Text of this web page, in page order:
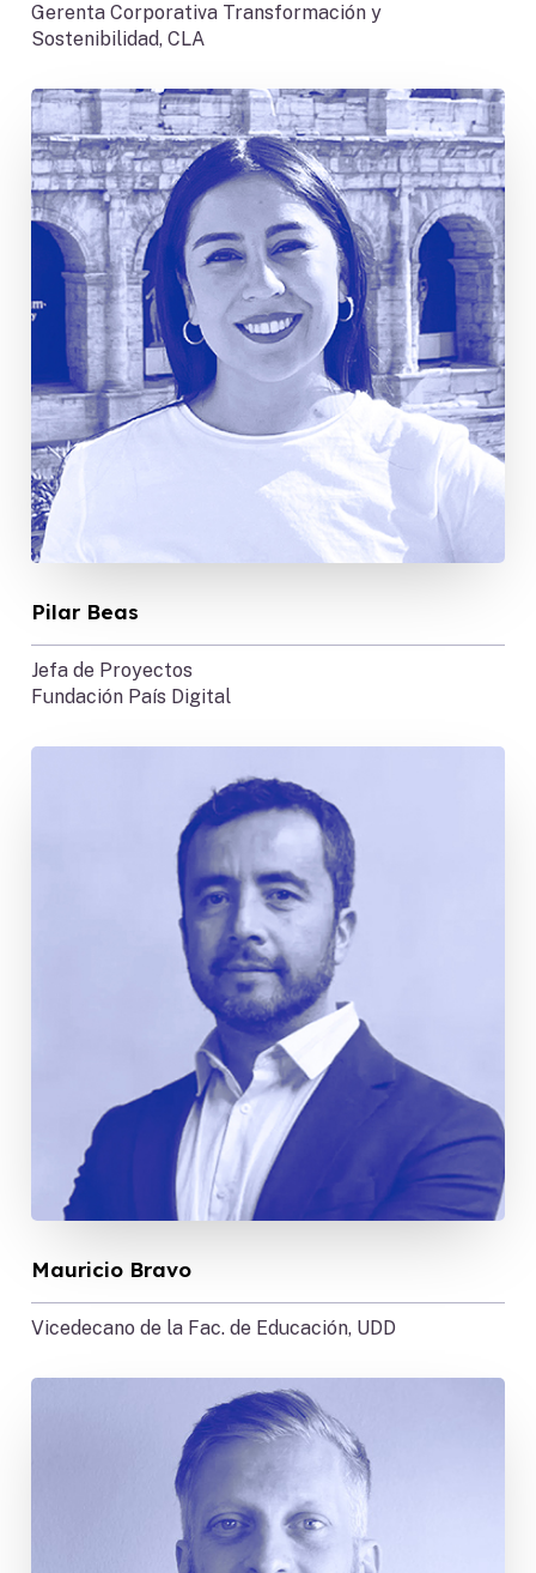
Gerenta Corporativa Transformación y
Sostenibilidad, CLA
Pilar Beas
Jefa de Proyectos
Fundación País Digital
Mauricio Bravo
Vicedecano de la Fac. de Educación, UDD